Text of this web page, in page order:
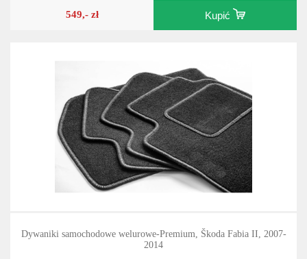
549,- zł Kupić
Dywaniki samochodowe welurowe-Premium, Škoda Fabia II, 2007-
2014